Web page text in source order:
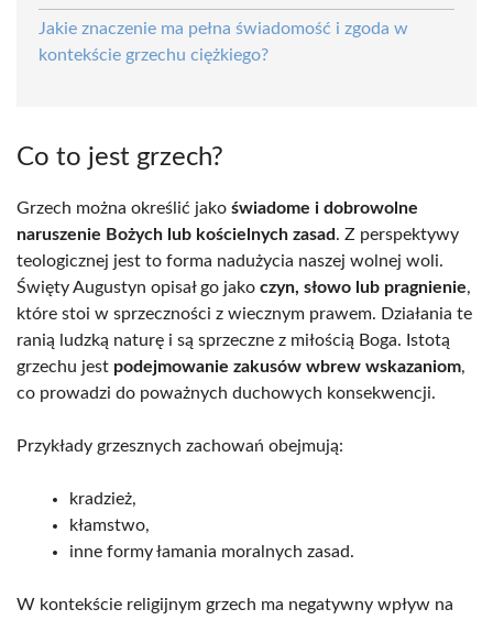
Jakie znaczenie ma pełna świadomość i zgoda w
kontekście grzechu ciężkiego?
Co to jest grzech?
Grzech można określić jako świadome i dobrowolne
naruszenie Bożych lub kościelnych zasad. Z perspektywy
teologicznej jest to forma nadużycia naszej wolnej woli.
Święty Augustyn opisał go jako czyn, słowo lub pragnienie,
które stoi w sprzeczności z wiecznym prawem. Działania te
ranią ludzką naturę i są sprzeczne z miłością Boga. Istotą
grzechu jest podejmowanie zakusów wbrew wskazaniom,
co prowadzi do poważnych duchowych konsekwencji.
Przykłady grzesznych zachowań obejmują:
kradzież,
kłamstwo,
inne formy łamania moralnych zasad.
W kontekście religijnym grzech ma negatywny wpływ na